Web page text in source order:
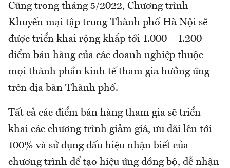
Cũng trong tháng 5/2022, Chương trình
Khuyến mại tập trung Thành phố Hà Nội sẽ
được triển khai rộng khắp tới 1.000 – 1.200
điểm bán hàng của các doanh nghiệp thuộc
mọi thành phần kinh tế tham gia hưởng ứng
trên địa bàn Thành phố.
Tất cả các điểm bán hàng tham gia sẽ triển
khai các chương trình giảm giá, ưu đãi lên tới
100% và sử dụng dấu hiệu nhận biết của
chương trình để tạo hiệu ứng đồng bộ, dễ nhận